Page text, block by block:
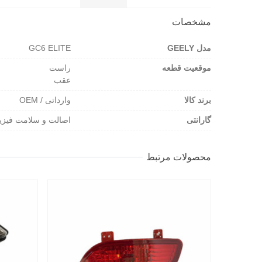
مشخصات
مدل GEELY GC6 ELITE
موقعیت قطعه
راست
عقب
برند کالا وارداتی / OEM
گارانتی اصالت و سلامت
محصولات مرتبط